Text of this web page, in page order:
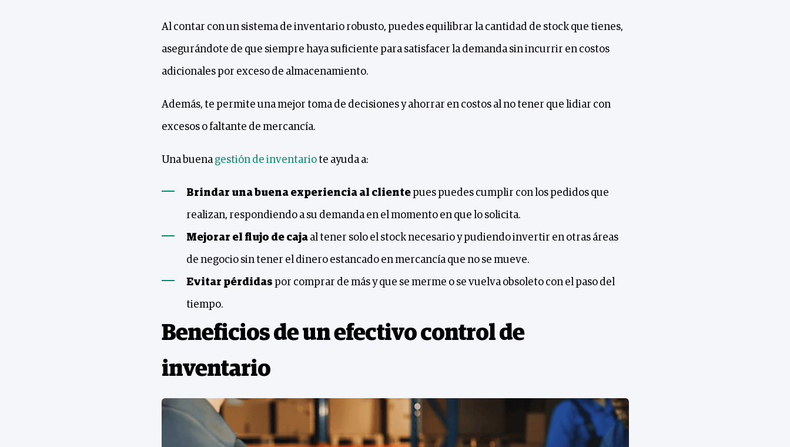
Al contar con un sistema de inventario robusto, puedes equilibrar la cantidad de stock que tienes,
asegurándote de que siempre haya suficiente para satisfacer la demanda sin incurrir en costos
adicionales por exceso de almacenamiento.
Además, te permite una mejor toma de decisiones y ahorrar en costos al no tener que lidiar con
excesos o faltante de mercancía.
Una buenagestión de inventariote ayuda a:
Brindar una buena experiencia al clientepues puedes cumplir con los pedidos que
realizan, respondiendo a su demanda en el momento en que lo solicita.
Mejorar el flujo de cajaal tener solo el stock necesario y pudiendo invertir en otras áreas
de negocio sin tener el dinero estancado en mercancía que no se mueve.
Evitar pérdidas por comprar de más y que se merme o se vuelva obsoleto con el paso del
tiempo.
Beneficios de un efectivo control de
inventario